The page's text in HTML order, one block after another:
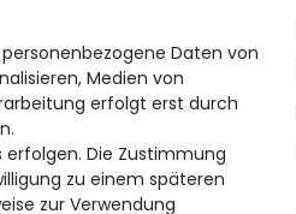
Microsoft
Microsoft
Microsoft
Oracle Linux/
2600v3)
Daten von
Medien von
erfolgt erst durch
Die Zustimmung
zu einem späteren
zur Verwendung